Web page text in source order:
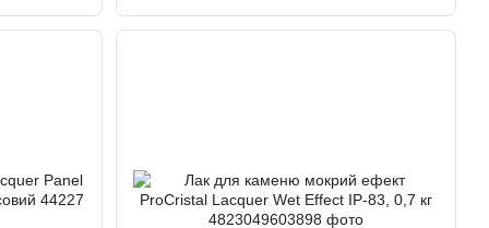
чистої продукції. Щодня фахівці компанії